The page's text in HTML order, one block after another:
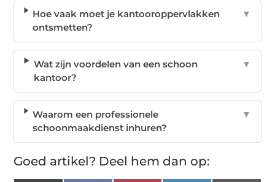
Hoe vaak moet je kantooroppervlakken
ontsmetten?
▼
Wat zijn voordelen van een schoon
kantoor?
▼
Waarom een professionele
schoonmaakdienst inhuren?
▼
Goed artikel? Deel hem dan op: